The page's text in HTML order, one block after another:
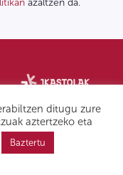
azaltzen da.
Postontzi etikoa
ditugu zure
aztertzeko eta
Baztertu